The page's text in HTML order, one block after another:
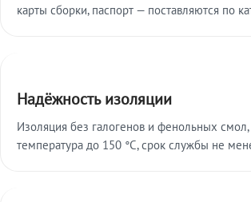
карты сборки, паспорт — поставляются по
Надёжность изоляции
Изоляция без галогенов и фенольных смол,
температура до 150 °C, срок службы не